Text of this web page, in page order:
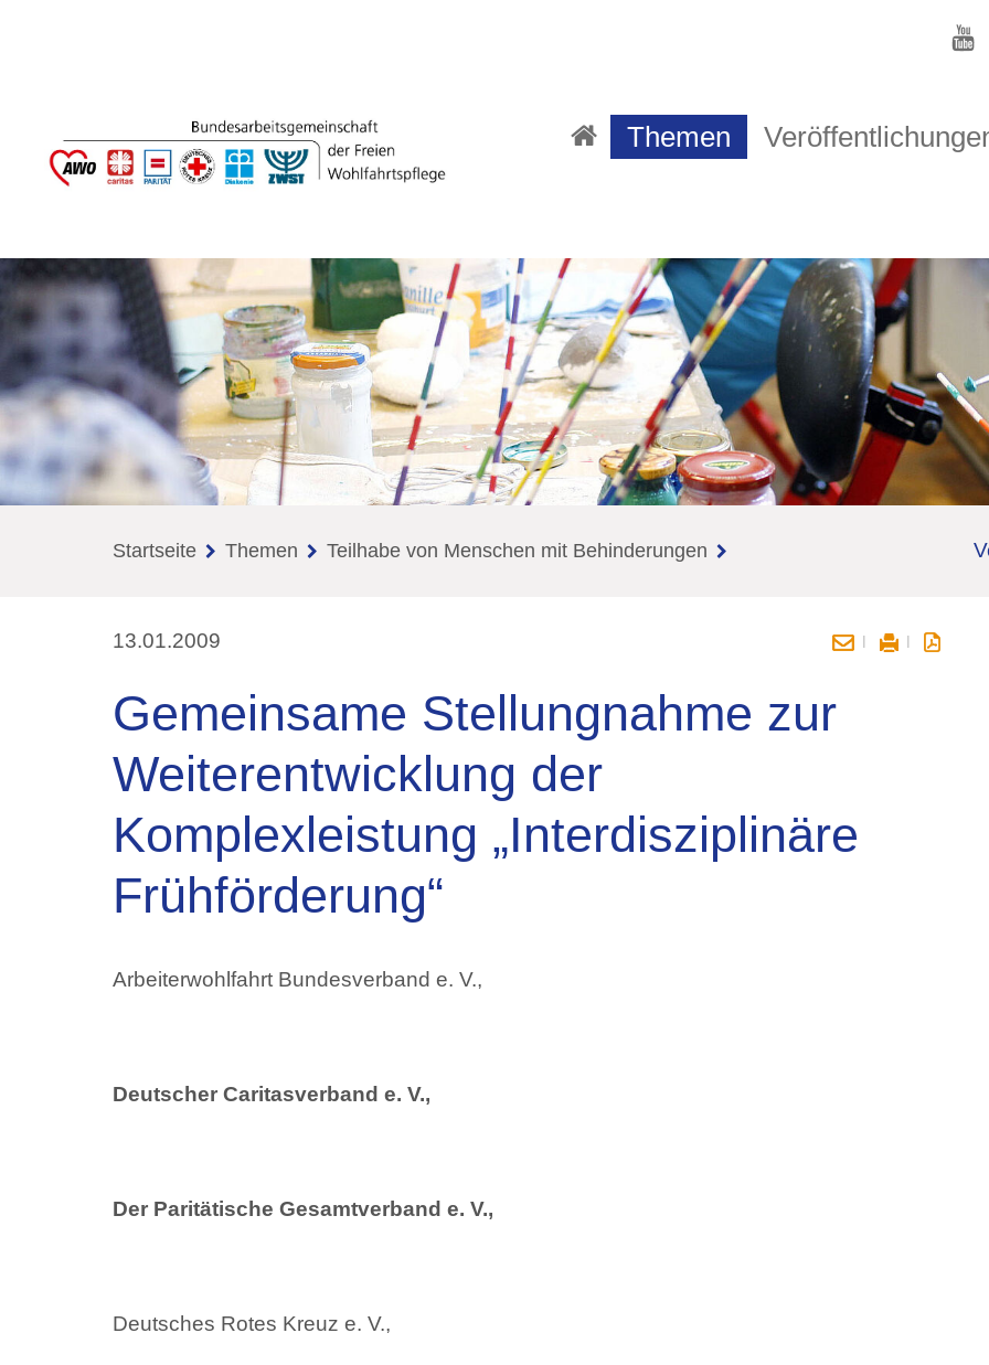
Themen
Startseite Themen Teilhabe von Menschen mit Behinderungen
13.01.2009
Gemeinsame Stellungnahme zur
Weiterentwicklung der
Komplexleistung „Interdisziplinäre
Frühförderung“
Arbeiterwohlfahrt Bundesverband e. V.,
Deutscher Caritasverband e. V.,
Der Paritätische Gesamtverband e. V.,
Deutsches Rotes Kreuz e. V.,